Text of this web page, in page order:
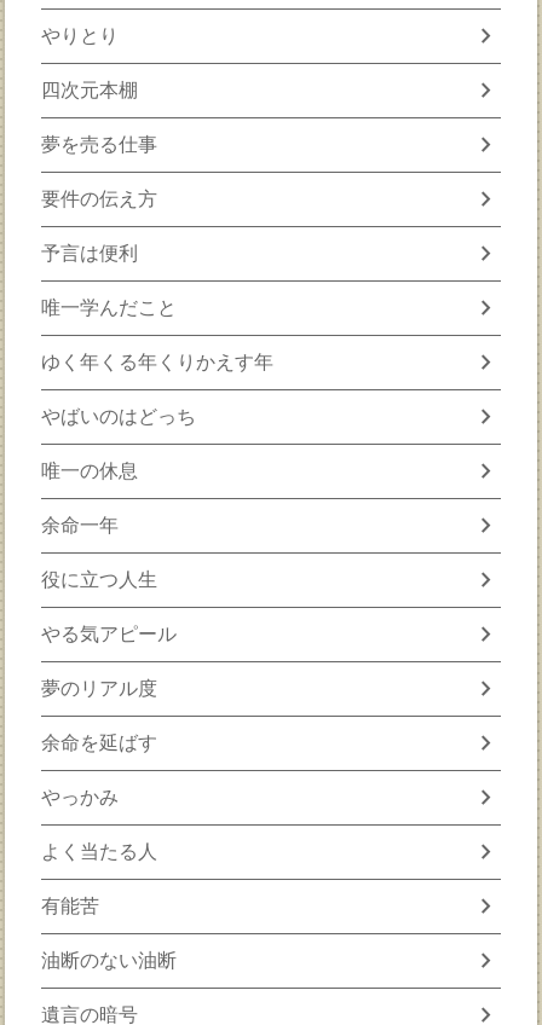
やりとり chevron_right
四次元本棚 chevron_right
夢を売る仕事 chevron_right
要件の伝え方 chevron_right
予言は便利 chevron_right
唯一学んだこと chevron_right
ゆく年くる年くりかえす年 chevron_right
やばいのはどっち chevron_right
唯一の休息 chevron_right
余命一年 chevron_right
役に立つ人生 chevron_right
やる気アピール chevron_right
夢のリアル度 chevron_right
余命を延ばす chevron_right
やっかみ chevron_right
よく当たる人 chevron_right
有能苦 chevron_right
油断のない油断 chevron_right
遺言の暗号 chevron_right